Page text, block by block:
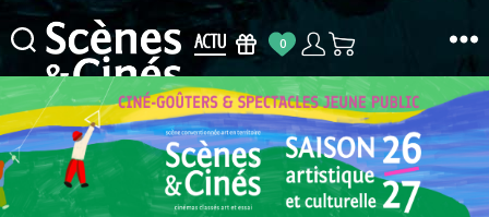
Scènes
&
Cinés
0